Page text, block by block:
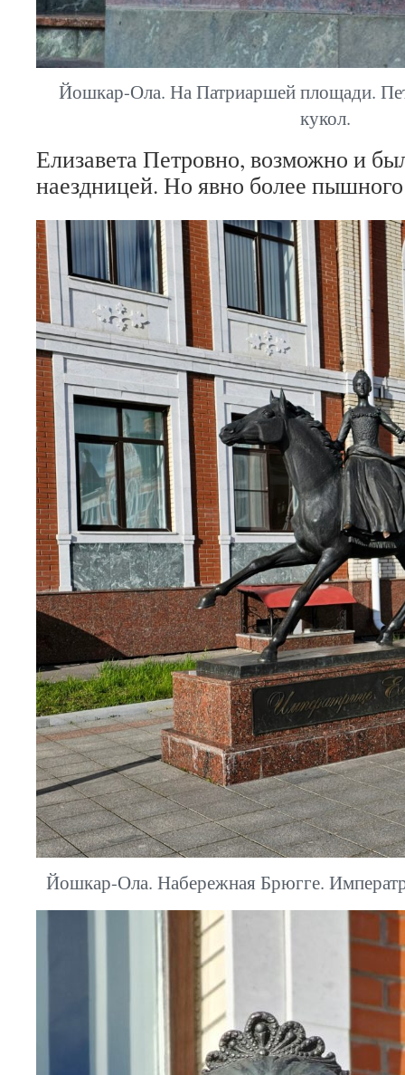
Йошкар-Ола. На Патриаршей площади.
кукол.
Елизавета Петровно, возможно и
наездницей. Но явно более
Йошкар-Ола. Набережная Брюгге.